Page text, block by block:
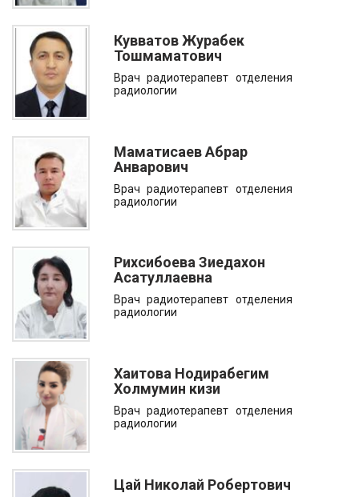
Кувватов Журабек
Тошмаматович
Врач радиотерапевт отделения
радиологии
Маматисаев Абрар
Анварович
Врач радиотерапевт отделения
радиологии
Рихсибоева Зиедахон
Асатуллаевна
Врач радиотерапевт отделения
радиологии
Хаитова Нодирабегим
Холмумин кизи
Врач радиотерапевт отделения
радиологии
Цай Николай Робертович